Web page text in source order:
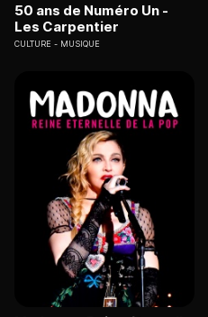
50 ans de Numéro Un -
Les Carpentier
CULTURE MUSIQUE